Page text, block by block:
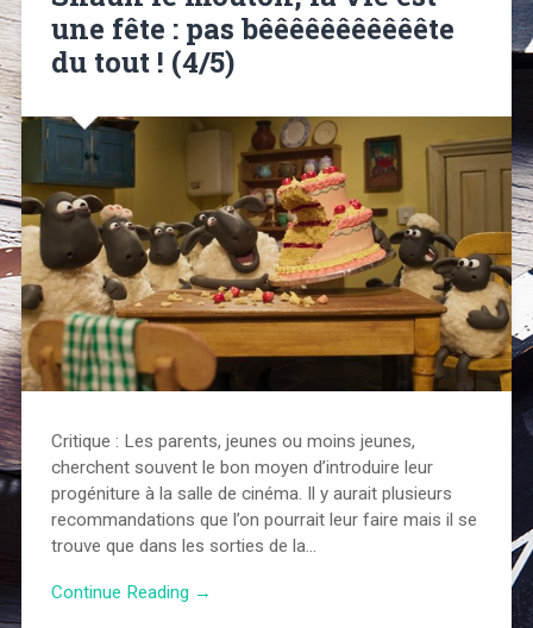
une fête : pas bêêêêêêêêêêête
du tout ! (4/5)
Critique : Les parents, jeunes ou moins jeunes,
cherchent souvent le bon moyen d’introduire leur
progéniture à la salle de cinéma. Il y aurait plusieurs
recommandations que l’on pourrait leur faire mais il se
trouve que dans les sorties de la…
Continue Reading →